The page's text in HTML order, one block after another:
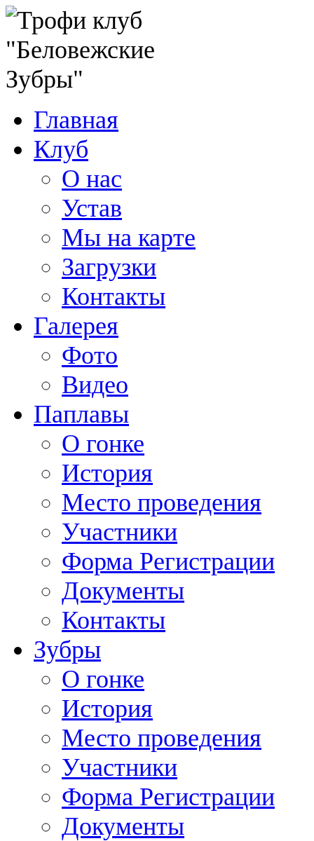
Главная
Клуб
О нас
Устав
Мы на карте
Загрузки
Контакты
Галерея
Фото
Видео
Паплавы
О гонке
История
Место проведения
Участники
Форма Регистрации
Документы
Контакты
Зубры
О гонке
История
Место проведения
Участники
Форма Регистрации
Документы